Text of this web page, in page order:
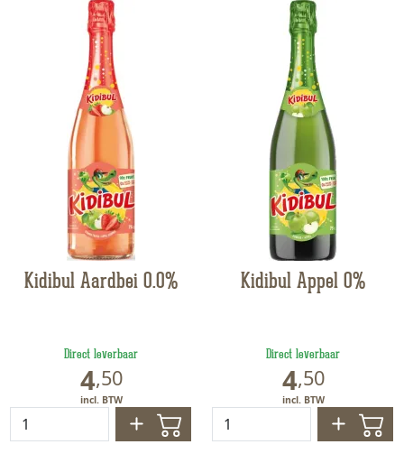
Kidibul Aardbei 0.0%
4,50
Direct leverbaar
Kidibul Appel 0%
4,50
Direct leverbaar